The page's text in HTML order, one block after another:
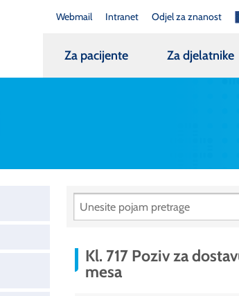
Webmail Intranet Odjel za znanost
Za pacijente Za djelatnike
Kl. 717 Poziv za
mesa